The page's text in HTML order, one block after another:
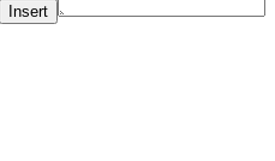
Insert